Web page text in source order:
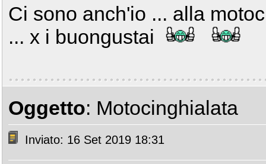
Ci sono anch'io ... alla
... x i buongustai
Oggetto: Motocinghialata
Inviato: 16 Set 2019 18:31